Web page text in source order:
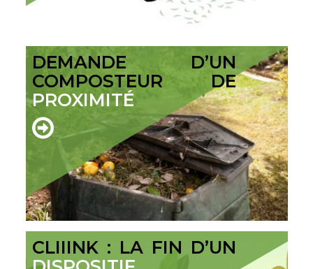
DEMANDE D’UN
COMPOSTEUR DE
PROXIMITÉ
CLIIINK : LA FIN D’UN